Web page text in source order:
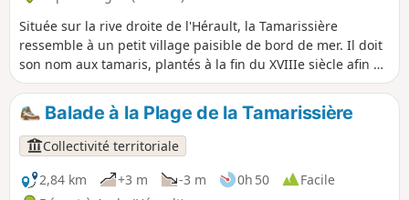
Située sur la rive droite de l'Hérault, la Tamarissière
ressemble à un petit village paisible de bord de mer. Il doit
son nom aux tamaris, plantés à la fin du XVIIIe siècle afin de
lutter contre l’ensablement de l’embouchure de l’Hérault.
Entouré par les plages, une vaste pinède et la zone
naturelle des Verdisses, découvrez une nature sauvage aux
portes de la Mer Méditerranée. Depuis les pierres
basaltiques de la jetée, au sable des chemins des dunes,
jusqu’aux sols humides au milieu de la végétation
Balade à la Plage de la Tamarissière
Collectivité territoriale
2,84 km
+3 m -3 m 0h 50
Facile